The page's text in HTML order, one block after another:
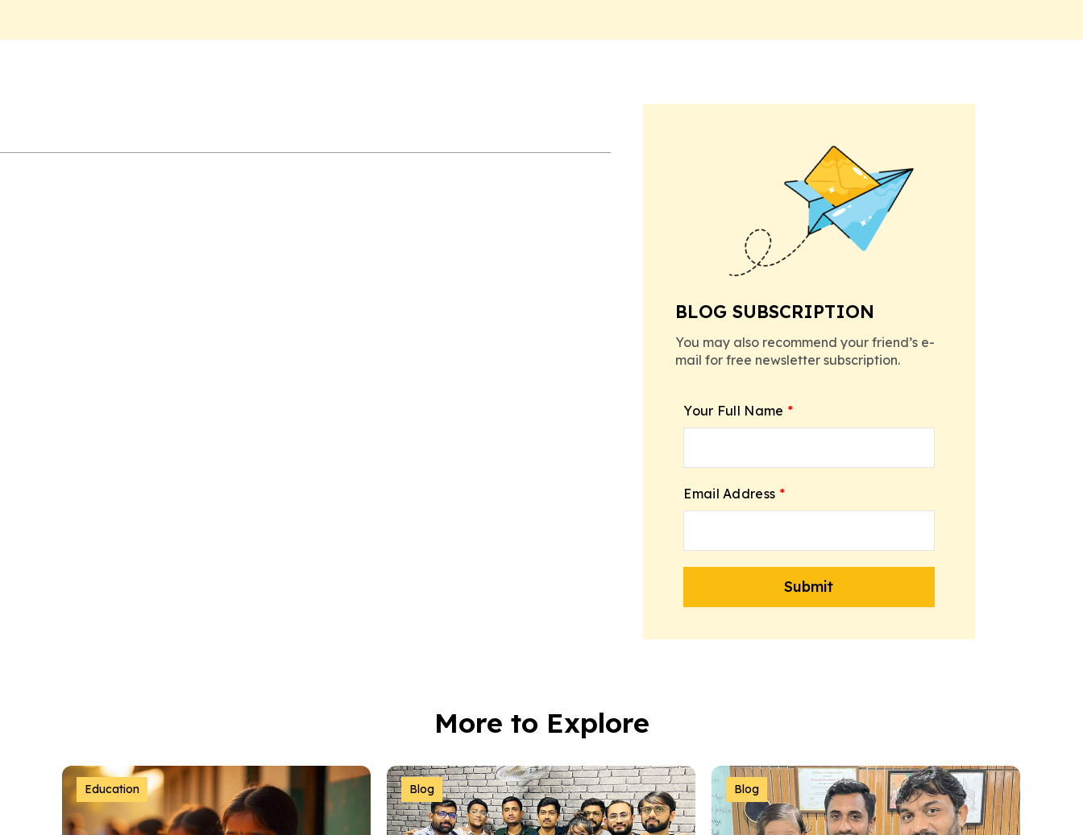
BLOG SUBSCRIPTION
You may also recommend your friend’s e-
mail for free newsletter subscription.
Your Full Name *
Email Address *
More to Explore
Education Blog Blog